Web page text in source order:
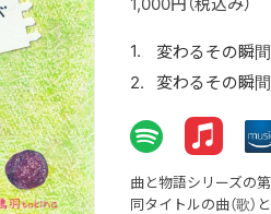
変わるその瞬
変わるその瞬
曲と物語シリーズの
同タイトルの曲（歌）